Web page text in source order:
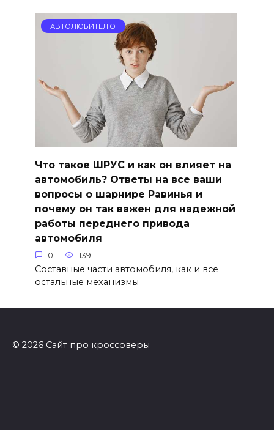
АВТОЛЮБИТЕЛЮ
Что такое ШРУС и как он влияет на
автомобиль? Ответы на все ваши
вопросы о шарнире Равинья и
почему он так важен для надежной
работы переднего привода
автомобиля
0 139
Составные части автомобиля, как и все
остальные механизмы
© 2026 Сайт про кроссоверы